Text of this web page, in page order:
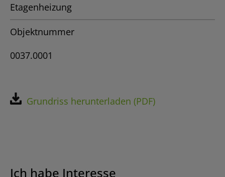
Etagenheizung
Objektnummer
0037.0001
Grundriss herunterladen (PDF)
Ich habe Interesse